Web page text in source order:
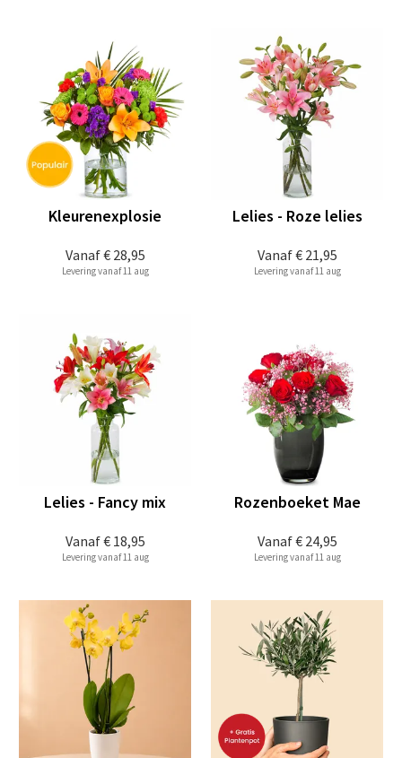
Vanaf€ 28,95
Kleurenexplosie
Levering vanaf 11 aug
Vanaf€ 21,95
Lelies - Roze lelies
Levering vanaf 11 aug
Vanaf€ 18,95
Lelies - Fancy mix
Levering vanaf 11 aug
Vanaf€ 24,95
Rozenboeket Mae
Levering vanaf 11 aug